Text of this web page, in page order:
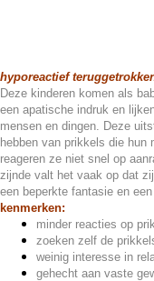
hyporeactief
Deze kinderen komen als
een apatische indruk en
mensen en dingen. Deze
hebben van prikkels die hun
reageren ze niet snel op
zijnde valt het vaak op dat
een beperkte fantasie en
kenmerken:
minder reacties op
zoeken zelf de
weinig interesse in
gehecht aan vaste